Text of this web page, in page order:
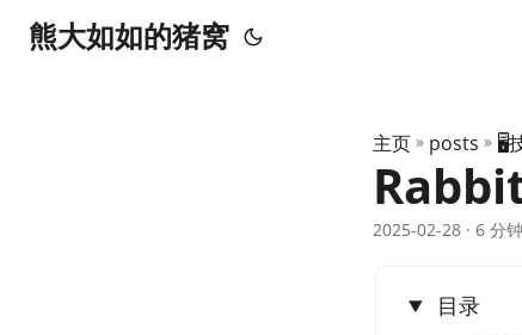
熊大如如的猪窝
主页 » posts » 🖥️
2025-02-28 · 6 分
目录